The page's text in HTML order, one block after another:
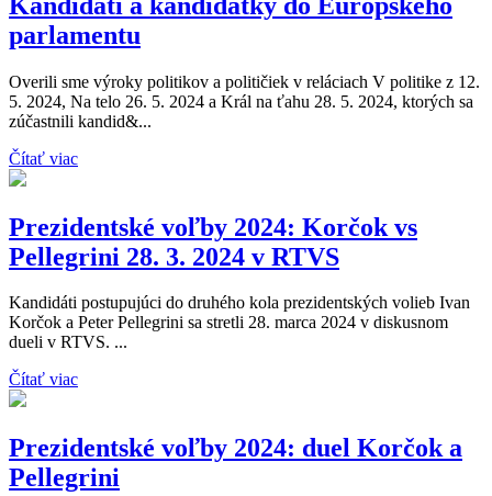
parlamentu
Overili sme výroky politikov a političiek v reláciach V politike z 12.
5. 2024, Na telo 26. 5. 2024 a Král na ťahu 28. 5. 2024, ktorých sa
zúčastnili kandid&...
Čítať viac
Prezidentské voľby 2024: Korčok vs
Pellegrini 28. 3. 2024 v RTVS
Kandidáti postupujúci do druhého kola prezidentských volieb Ivan
Korčok a Peter Pellegrini sa stretli 28. marca 2024 v diskusnom
dueli v RTVS. ...
Čítať viac
Prezidentské voľby 2024: duel Korčok a
Pellegrini